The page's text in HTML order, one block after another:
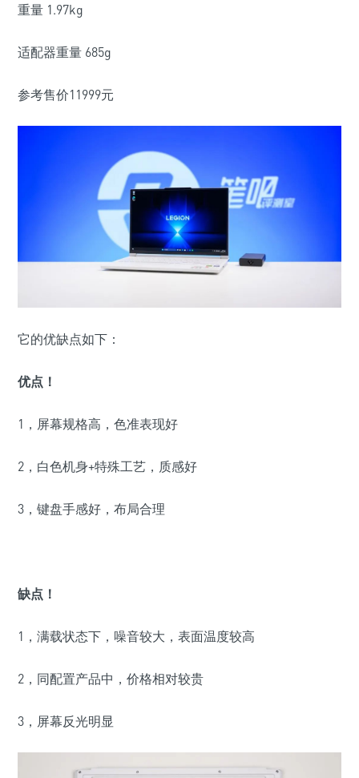
重量 1.97kg
适配器重量 685g
参考售价11999元
它的优缺点如下：
优点！
1 ，屏幕规格高，色准表现好
2 ，白色机身+特殊工艺，质感好
3 ，键盘手感好，布局合理
缺点！
1 ，满载状态下，噪音较大，表面温度较高
2 ，同配置产品中，价格相对较贵
3 ，屏幕反光明显